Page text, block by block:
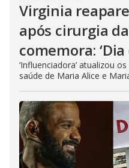
Virginia
após cirurgia
comemora: ‘Dia
‘Influenciadora’ atualizou
saúde de Maria Alice e